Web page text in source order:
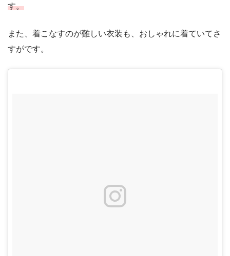
す。
また、着こなすのが難しい衣装も、おしゃれに着ていてさ
すがです。